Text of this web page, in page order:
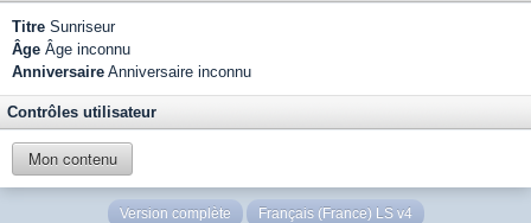
Titre Sunriseur
Âge Âge inconnu
Anniversaire Anniversaire inconnu
Contrôles utilisateur
Mon contenu
Version complète Français (France) LS v4